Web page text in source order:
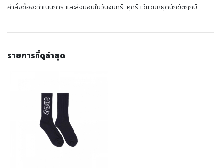
คำสั่งซื้อจะดำเนินการ และส่งมอบในวันจันทร์-ศุกร์ เว้นวันหยุดนักขัตฤกษ์
รายการที่ดูล่าสุด